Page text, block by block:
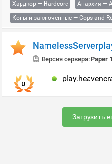
Хардкор — Hardcore
Анархия —
Копы и заключённые — Cops and
Версия сервера: Paper
0
Загрузить